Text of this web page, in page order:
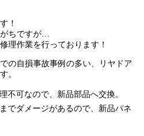
！
ちですが…
理作業を行っております！
の自損事故事例の多い、リヤドア
。
可なので、新品部品へ交換。
でダメージがあるので、新品パネ